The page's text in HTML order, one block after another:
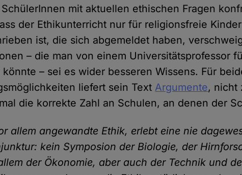
mit aktuellen ethischen Fragen
der Ethikunterricht nur für religionsfreie
ist, die sich abgemeldet haben,
– die man von einem Universitätsprofessor
– sei es wider besseren Wissens. Für
liefert sein TextArgumente, nicht
die korrekte Zahl an Schulen, an denen der
allem angewandte Ethik, erlebt eine nie
kein Symposion der Biologie, der
der Ökonomie, aber auch der Technik und